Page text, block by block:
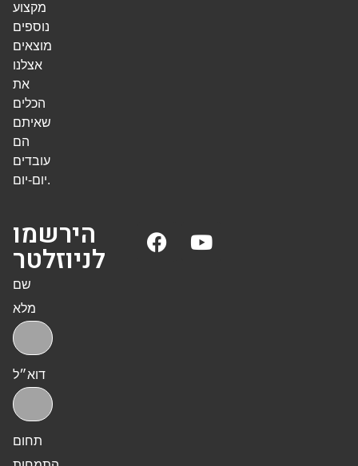
מקצוע
נוספים
מוצאים
אצלנו
את
הכלים
שאיתם
הם
עובדים
יום-יום.
הירשמו
לניוזלטר
שם
מלא
דוא״ל
תחום